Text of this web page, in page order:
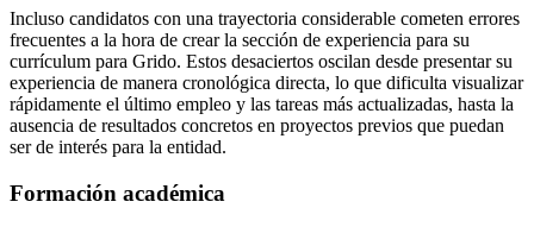
Incluso candidatos con una trayectoria considerable cometen errores
frecuentes a la hora de crear la sección de experiencia para su
currículum para Grido. Estos desaciertos oscilan desde presentar su
experiencia de manera cronológica directa, lo que dificulta visualizar
rápidamente el último empleo y las tareas más actualizadas, hasta la
ausencia de resultados concretos en proyectos previos que puedan
ser de interés para la entidad.
Formación académica